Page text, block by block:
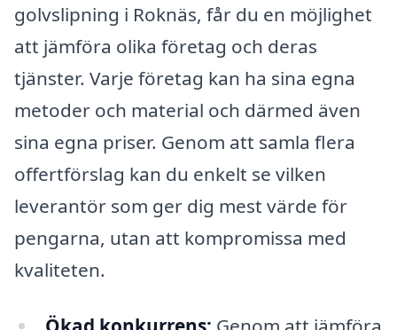
golvslipning i Roknäs, får du en möjlighet
att jämföra olika företag och deras
tjänster. Varje företag kan ha sina egna
metoder och material och därmed även
sina egna priser. Genom att samla flera
offertförslag kan du enkelt se vilken
leverantör som ger dig mest värde för
pengarna, utan att kompromissa med
kvaliteten.